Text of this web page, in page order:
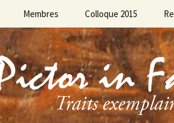
Membres Colloque 2015